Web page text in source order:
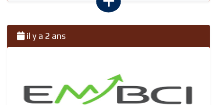
il y a 2 ans